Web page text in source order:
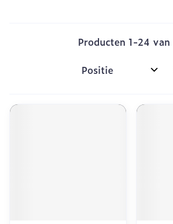
Producten 1-24 van
Sorteer op: